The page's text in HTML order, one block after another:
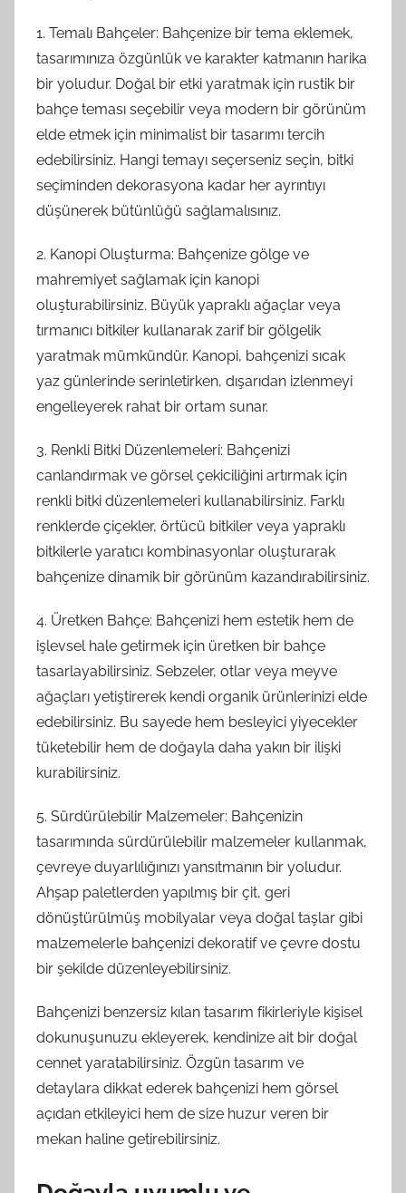
1. Temalı Bahçeler: Bahçenize bir tema eklemek,
tasarımınıza özgünlük ve karakter katmanın harika
bir yoludur. Doğal bir etki yaratmak için rustik bir
bahçe teması seçebilir veya modern bir görünüm
elde etmek için minimalist bir tasarımı tercih
edebilirsiniz. Hangi temayı seçerseniz seçin, bitki
seçiminden dekorasyona kadar her ayrıntıyı
düşünerek bütünlüğü sağlamalısınız.
2. Kanopi Oluşturma: Bahçenize gölge ve
mahremiyet sağlamak için kanopi
oluşturabilirsiniz. Büyük yapraklı ağaçlar veya
tırmanıcı bitkiler kullanarak zarif bir gölgelik
yaratmak mümkündür. Kanopi, bahçenizi sıcak
yaz günlerinde serinletirken, dışarıdan izlenmeyi
engelleyerek rahat bir ortam sunar.
3. Renkli Bitki Düzenlemeleri: Bahçenizi
canlandırmak ve görsel çekiciliğini artırmak için
renkli bitki düzenlemeleri kullanabilirsiniz. Farklı
renklerde çiçekler, örtücü bitkiler veya yapraklı
bitkilerle yaratıcı kombinasyonlar oluşturarak
bahçenize dinamik bir görünüm kazandırabilirsiniz.
4. Üretken Bahçe: Bahçenizi hem estetik hem de
işlevsel hale getirmek için üretken bir bahçe
tasarlayabilirsiniz. Sebzeler, otlar veya meyve
ağaçları yetiştirerek kendi organik ürünlerinizi elde
edebilirsiniz. Bu sayede hem besleyici yiyecekler
tüketebilir hem de doğayla daha yakın bir ilişki
kurabilirsiniz.
5. Sürdürülebilir Malzemeler: Bahçenizin
tasarımında sürdürülebilir malzemeler kullanmak,
çevreye duyarlılığınızı yansıtmanın bir yoludur.
Ahşap paletlerden yapılmış bir çit, geri
dönüştürülmüş mobilyalar veya doğal taşlar gibi
malzemelerle bahçenizi dekoratif ve çevre dostu
bir şekilde düzenleyebilirsiniz.
Bahçenizi benzersiz kılan tasarım fikirleriyle kişisel
dokunuşunuzu ekleyerek, kendinize ait bir doğal
cennet yaratabilirsiniz. Özgün tasarım ve
detaylara dikkat ederek bahçenizi hem görsel
açıdan etkileyici hem de size huzur veren bir
mekan haline getirebilirsiniz.